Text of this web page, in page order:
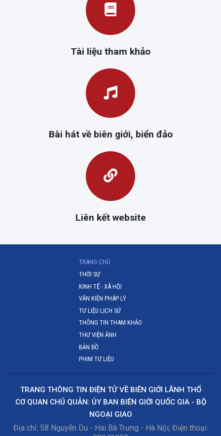
Tài liệu tham khảo
Bài hát về biên giới, biển đảo
Liên kết website
TRANG CHỦ(CURRENT)
THỜI SỰ
KINH TẾ - XÃ HỘI
VĂN KIỆN PHÁP LÝ
TƯ LIỆU LỊCH SỬ
THÔNG TIN THAM KHẢO
THƯ VIỆN ẢNH
BẢN ĐỒ
PHIM TƯ LIỆU
TRANG THÔNG TIN ĐIỆN TỬ VỀ BIÊN GIỚI LÃNH THỔ
CƠ QUAN CHỦ QUẢN: ỦY BAN BIÊN GIỚI QUỐC GIA - BỘ
NGOẠI GIAO
Địa chỉ: 58 Nguyễn Du - Hai Bà Trưng - Hà Nội; Điện thoại: